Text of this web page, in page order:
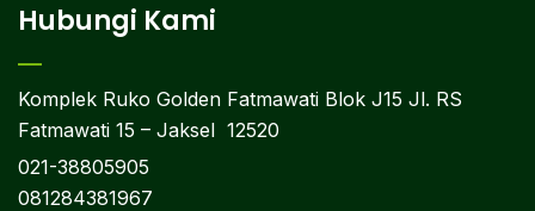
Hubungi Kami
Komplek Ruko Golden Fatmawati Blok J15 Jl. RS
Fatmawati 15 – Jaksel 12520
021-38805905
081284381967